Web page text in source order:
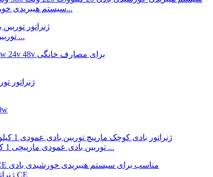
سیستم هیبریدی خورشیدی بادی 20 کیلووات 220 ولت 380 ولت کارخانه چین...
توربین بادی عمودی لاله 12 ولت 24 ولت 1000 وات 2000 وات ...
توربین بادی عمودی مارپیچی 1 کیلووات 2 کیلووات 3 کیلووات 5 کیلووات 12 ولت-96 ولت ...
ژنراتور توربین بادی عمودی 1 کیلووات تا 10 کیلووات با تاییدیه CE